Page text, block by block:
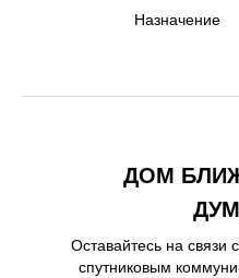
Назначение
ДОМ
Оставайтесь на связи
спутниковым